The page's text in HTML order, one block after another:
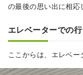
の最後の思い出に相応
エレベーターでの
ここからは、エレベー